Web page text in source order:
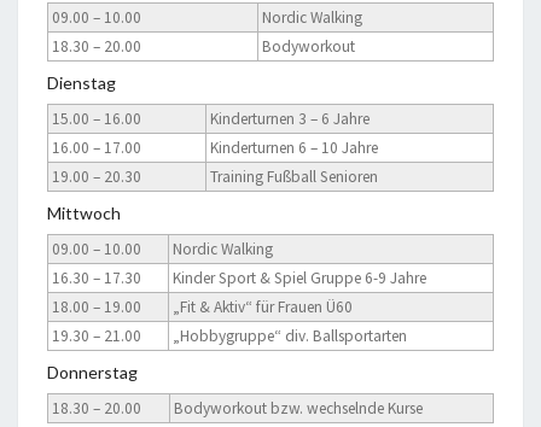
09.00 – 10.00
Nordic Walking
18.30 – 20.00
Bodyworkout
Dienstag
15.00 – 16.00
Kinderturnen 3 – 6 Jahre
16.00 – 17.00
Kinderturnen 6 – 10 Jahre
19.00 – 20.30
Training Fußball Senioren
Mittwoch
09.00 – 10.00
Nordic Walking
16.30 – 17.30
Kinder Sport & Spiel Gruppe 6-9 Jahre
18.00 – 19.00
„Fit & Aktiv“ für Frauen Ü60
19.30 – 21.00
„Hobbygruppe“ div. Ballsportarten
Donnerstag
18.30 – 20.00
Bodyworkout bzw. wechselnde Kurse